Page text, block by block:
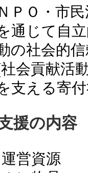
ＰＯ・市民
通じて自
の社会的
会貢献活
支える寄
援の内容
運営資源